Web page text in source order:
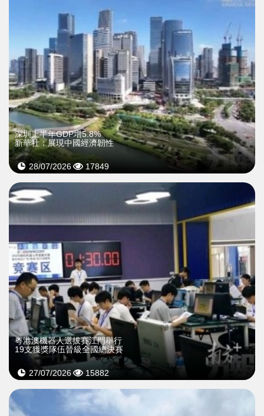
深圳上半年GDP增5.8%
新華社：展現中國經濟韌性
28/07/2026 17849
粵港澳機器人選拔賽江門舉行
19支獲獎隊伍晉級全國總決賽
27/07/2026 15882